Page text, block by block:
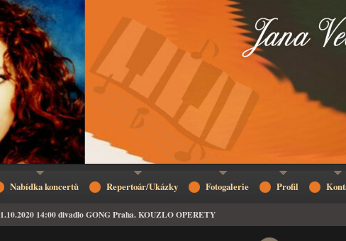
1.10.2020 14:00 divadlo GONG Praha. KOUZLO OPERETY
Nabídka koncertů Repertoár/Ukázky Fotogalerie Profil